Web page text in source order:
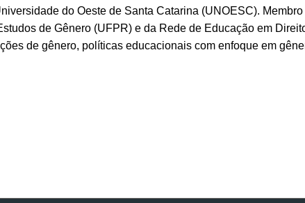
do Oeste de Santa Catarina (UNOESC).
de Gênero (UFPR) e da Rede de Educação em
de gênero, políticas educacionais com enfoque em